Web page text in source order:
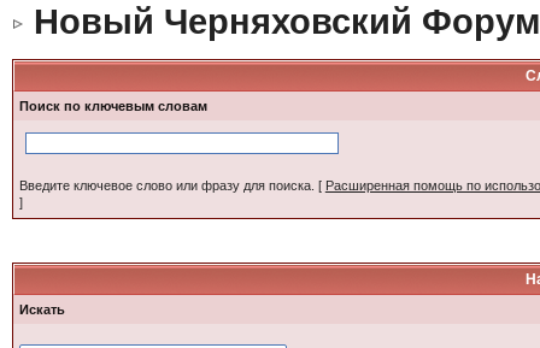
Новый Черняховский Форум
Поиск по ключевым словам
Введите ключевое слово или фразу для поиска. [ Расширенная помощь по
]
Искать